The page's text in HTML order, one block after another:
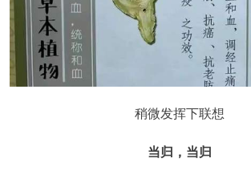
稍微发挥下联想
当归，当归